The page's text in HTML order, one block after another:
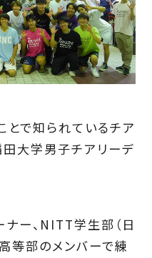
で知られているチア
大学男子チアリーデ
ー、NITT学生部（日
等部のメンバーで練